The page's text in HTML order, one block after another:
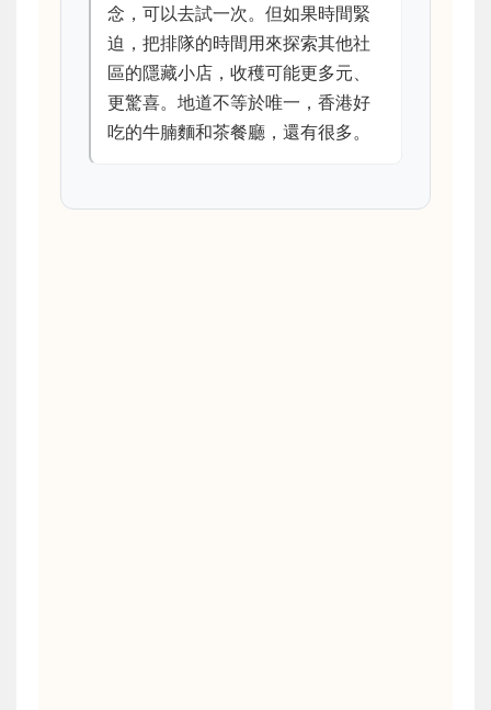
念，可以去試一次。但如果時間緊
迫，把排隊的時間用來探索其他社
區的隱藏小店，收穫可能更多元、
更驚喜。地道不等於唯一，香港好
吃的牛腩麵和茶餐廳，還有很多。